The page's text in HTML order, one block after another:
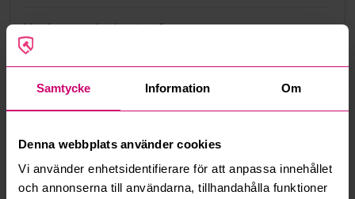
Samtycke Information Om
Denna webbplats använder cookies
Vi använder enhetsidentifierare för att anpassa innehållet
och annonserna till användarna, tillhandahålla funktioner
Hur fungerar budmotorn?
Kan jag ångra ett bud?
Kan ni frakta mina vunna objekt?
Läs fler frågor och svar